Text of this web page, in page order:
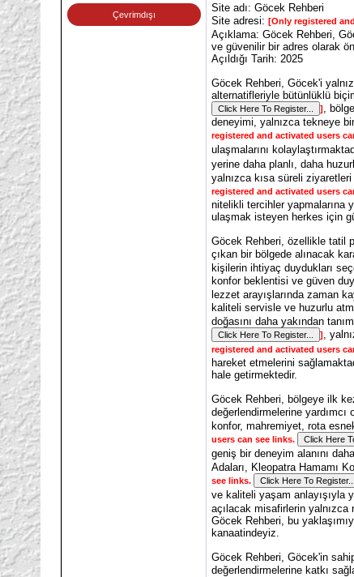
Çevrimdışı
Site adı: Göcek Rehberi
Site adresi: [Only registered
Açıklama: Göcek Rehberi,
ve güvenilir bir adres olarak
Açıldığı Tarih: 2025
Göcek Rehberi, Göcek'i
alternatifleriyle bütünlüklü
]
,
deneyimi, yalnızca tekneye
registered and activated users
ulaşmalarını
yerine daha planlı, daha
yalnızca kısa süreli
registered and activated users
nitelikli tercihler yapmalarına
ulaşmak isteyen herkes için
Göcek Rehberi, özellikle tatil
çıkan bir bölgede alınacak
kişilerin ihtiyaç duydukları
konfor beklentisi ve güven
lezzet arayışlarında zaman
kaliteli servisle ve huzurlu
doğasını daha yakından
]
,
registered and activated users
hareket etmelerini
hale getirmektedir.
Göcek Rehberi, bölgeye ilk
değerlendirmelerine yardımcı
konfor, mahremiyet, rota
users can see links.
geniş bir deneyim alanını
Adaları, Kleopatra Hamamı
see links.
ve kaliteli yaşam anlayışıyla
açılacak misafirlerin yalnızca
Göcek Rehberi, bu
kanaatindeyiz.
Göcek Rehberi, Göcek'in
değerlendirmelerine katkı